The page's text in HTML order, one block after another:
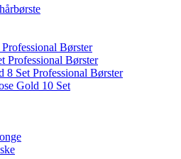
Børster
Professional Børster
8 Set Professional Børster
Gold 10 Set